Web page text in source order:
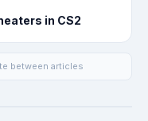
in CS2
between articles